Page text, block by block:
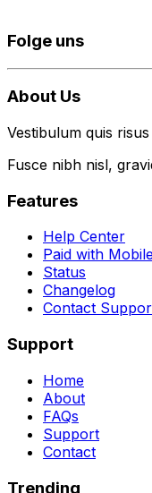
Folge uns
About Us
Vestibulum quis
Fusce nibh nisl,
Features
Help Center
Paid with
Status
Changelog
Contact
Support
Home
About
FAQs
Support
Contact
Trending